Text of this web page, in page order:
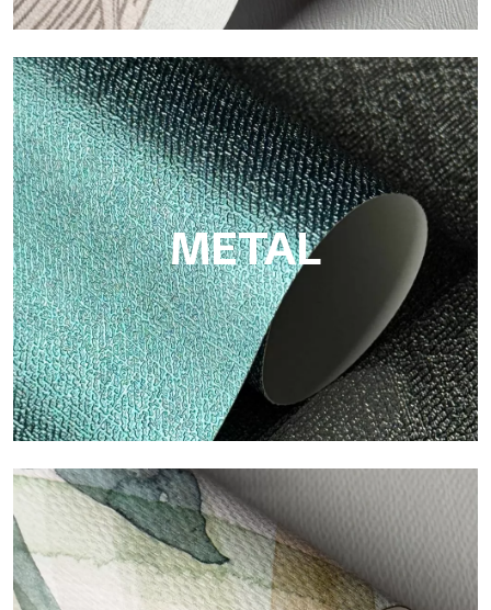
ECO
Eco von Tecnografica ist die ökologische Tapete aus
Zellulosefaser: nachhaltige Unterstützung, ohne PVC, mit
hellen Farben und hoher Qualität.
METAL
Metal
Metal ist die metallische Tapete von Tecnografica, mit
einzigartigen metallischen Reflexen, die Gold-, Silber-, Kupfer-
und satte Farben hervorheben.